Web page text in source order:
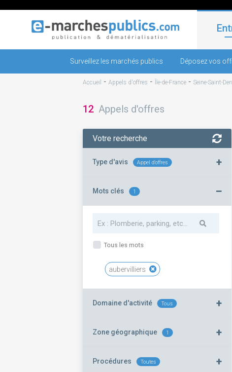
Surveillez les marchés publics Déposez vos
Accueil - Appels d'offres - Île-de-France - Seine-Saint-
12 Appels d'offres
Votre recherche
Type d'avis Appel d'offres +
Mots clés 1 –
Tous les mots
aubervilliers
Domaine d'activité Tous +
Zone géographique 1 +
Procédures Toutes +